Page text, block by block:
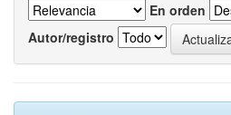
En orden
Autor/registro